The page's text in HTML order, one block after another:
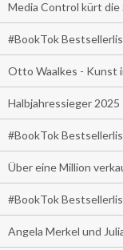
Media Control kürt
#BookTok
Otto Waalkes - Kunst
Halbjahressieger 2025
#BookTok
Über eine Million
#BookTok
Angela Merkel und